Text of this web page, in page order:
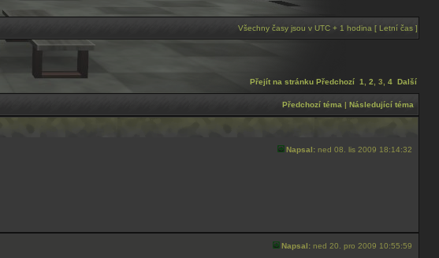
Všechny časy jsou v UTC + 1 hodina [ Letní čas ]
Přejít na stránku Předchozí 1 2 3 4 Další
Předchozí téma | Následující téma
Napsal: ned 08. lis 2009 18:14:32
Napsal: ned 20. pro 2009 10:55:59